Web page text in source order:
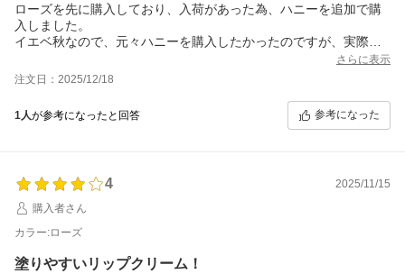
ローズを先に購入しており、入荷があった為、ハニーを追加で購
入しました。
イエベ秋なので、元々ハニーを購入したかったのですが、実際ロ
ーズの方が個人的には万人に合うと思います。控えめながら華や
かさもあります。
ローズがしっくりし過ぎて、ハニーが少し地味というか、控え目
に感じました。イエベ秋のメイクとは控えめに馴染むので、他の
部分を目立たせたい時に唇を品良く控えめな印象にしてくれるの
さらに表示
注文日：2025/12/18
1人が参考になったと回答 参考になった
4
2025/11/15
購入者さん
カラー:ローズ
塗りやすいリップクリーム！